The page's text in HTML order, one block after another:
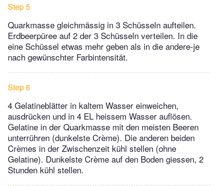
Step 5
Quarkmasse gleichmässig in 3 Schüsseln aufteilen.
Erdbeerpüree auf 2 der 3 Schüsseln verteilen. In die
eine Schüssel etwas mehr geben als in die andere-je
nach gewünschter Farbintensität.
Step 6
4 Gelatineblätter in kaltem Wasser einweichen,
ausdrücken und in 4 EL heissem Wasser auflösen.
Gelatine in der Quarkmasse mit den meisten Beeren
unterrühren (dunkelste Crème). Die anderen beiden
Crèmes in der Zwischenzeit kühl stellen (ohne
Gelatine). Dunkelste Crème auf den Boden giessen, 2
Stunden kühl stellen.